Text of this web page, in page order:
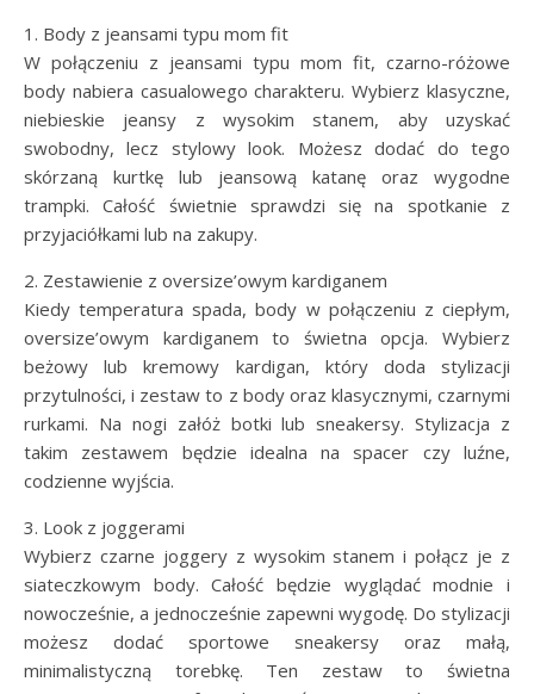
1. Body z jeansami typu mom fit
W połączeniu z jeansami typu mom fit, czarno-różowe
body nabiera casualowego charakteru. Wybierz klasyczne,
niebieskie jeansy z wysokim stanem, aby uzyskać
swobodny, lecz stylowy look. Możesz dodać do tego
skórzaną kurtkę lub jeansową katanę oraz wygodne
trampki. Całość świetnie sprawdzi się na spotkanie z
przyjaciółkami lub na zakupy.
2. Zestawienie z oversize’owym kardiganem
Kiedy temperatura spada, body w połączeniu z ciepłym,
oversize’owym kardiganem to świetna opcja. Wybierz
beżowy lub kremowy kardigan, który doda stylizacji
przytulności, i zestaw to z body oraz klasycznymi, czarnymi
rurkami. Na nogi załóż botki lub sneakersy. Stylizacja z
takim zestawem będzie idealna na spacer czy luźne,
codzienne wyjścia.
3. Look z joggerami
Wybierz czarne joggery z wysokim stanem i połącz je z
siateczkowym body. Całość będzie wyglądać modnie i
nowocześnie, a jednocześnie zapewni wygodę. Do stylizacji
możesz dodać sportowe sneakersy oraz małą,
minimalistyczną torebkę. Ten zestaw to świetna